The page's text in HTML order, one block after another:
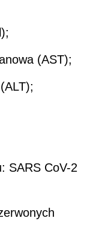
(AST);
SARS CoV-2